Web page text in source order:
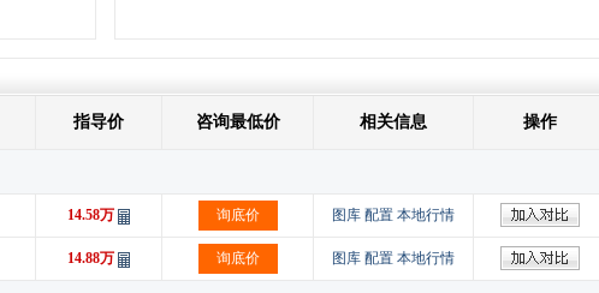
指导价 咨询最低价 相关信息 操作
14.58万 询底价 图库 配置 本地行情
14.88万 询底价 图库 配置 本地行情